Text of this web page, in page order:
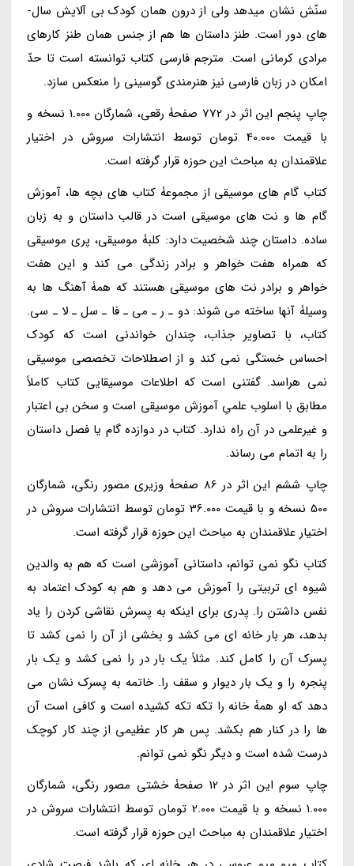
سنّش نشان می­دهد ولی از درون همان کودک بی­ آلایش سال­
های دور است. طنز داستان ­ها هم از جنس همان طنز کارهای
مرادی کرمانی است. مترجم فارسی کتاب توانسته است تا حدّ
امکان در زبان فارسی نیز هنرمندی گوسینی را منعکس سازد.
چاپ پنجم این اثر در 772 صفحۀ رقعی، شمارگان 1.000 نسخه و
با قیمت 40.000 تومان توسط انتشارات سروش در اختیار
علاقمندان به مباحث این حوزه قرار گرفته است.
کتاب گام های موسیقی از مجموعۀ کتاب های بچه ها، آموزش
گام ها و نت های موسیقی است در قالب داستان و به زبان
ساده. داستان چند شخصیت دارد: کلبۀ موسیقی، پری موسیقی
که همراه هفت خواهر و برادر زندگی می کند و این هفت
خواهر و برادر نت های موسیقی هستند که همۀ آهنگ ها به
وسیلۀ آنها ساخته می شوند: دو ـ ر ـ می ـ فا ـ سل ـ لا ـ سی.
کتاب، با تصاویر جذاب، چندان خواندنی است که کودک
احساس خستگی نمی کند و از اصطلاحات تخصصی موسیقی
نمی هراسد. گفتنی است که اطلاعات موسیقایی کتاب کاملاً
مطابق با اسلوب علمیِ آموزش موسیقی است و سخن بی اعتبار
و غیرعلمی در آن راه ندارد. کتاب در دوازده گام یا فصل داستان
را به اتمام می رساند.
چاپ ششم این اثر در 86 صفحۀ وزیری مصور رنگی، شمارگان
500 نسخه و با قیمت 36.000 تومان توسط انتشارات سروش در
اختیار علاقمندان به مباحث این حوزه قرار گرفته است.
کتاب نگو نمی توانم، داستانی آموزشی است که هم به والدین
شیوه ای تربیتی را آموزش می دهد و هم به کودک اعتماد به
نفس داشتن را. پدری برای اینکه به پسرش نقاشی کردن را یاد
بدهد، هر بار خانه ای می کشد و بخشی از آن را نمی کشد تا
پسرک آن را کامل کند. مثلاً یک بار در را نمی کشد و یک بار
پنجره را و یک بار دیوار و سقف را. خاتمه به پسرک نشان می
دهد که او همۀ خانه را تکه تکه کشیده است و کافی است آن
ها را در کنار هم بکشد. پس هر کار عظیمی از چند کار کوچک
درست شده است و دیگر نگو نمی توانم.
چاپ سوم این اثر در 12 صفحۀ خشتی مصور رنگی، شمارگان
1.000 نسخه و با قیمت 2.000 تومان توسط انتشارات سروش در
اختیار علاقمندان به مباحث این حوزه قرار گرفته است.